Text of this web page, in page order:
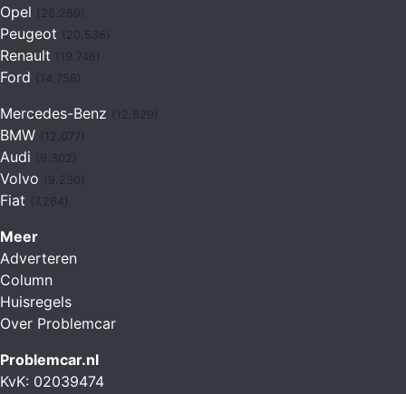
Opel
Peugeot (20.536)
Renault (19.746)
Ford (14.756)
Mercedes-Benz
BMW
Audi
Volvo
Fiat (7.264)
Meer
Adverteren
Column
Huisregels
Over Problemcar
Problemcar.nl
KvK: 02039474